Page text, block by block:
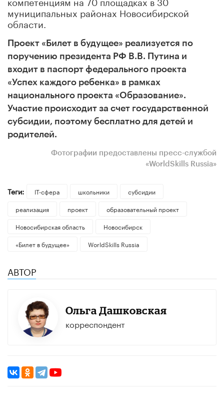
муниципальных районах Новосибирской
области.
Проект «Билет в будущее» реализуется по
поручению президента РФ В.В. Путина и
входит в паспорт федерального проекта
«Успех каждого ребенка» в рамках
национального проекта «Образование».
Участие происходит за счет государственной
субсидии, поэтому бесплатно для детей и
родителей.
Фотографии предоставлены пресс-службой
«WorldSkills Russia»
Теги: IT-сфера школьники
субсидии
реализация
проект
образовательный проект
Новосибирская область
Новосибирск
«Билет в будущее»
WorldSkills Russia
АВТОР
Ольга Дашковская
корреспондент